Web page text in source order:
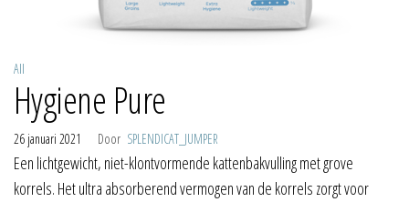
All
Hygiene Pure
26 januari 2021 Door SPLENDICAT_JUMPER
Een lichtgewicht, niet-klontvormende kattenbakvulling met grove
korrels. Het ultra absorberend vermogen van de korrels zorgt voor